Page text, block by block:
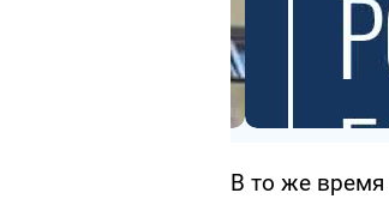
В то же время